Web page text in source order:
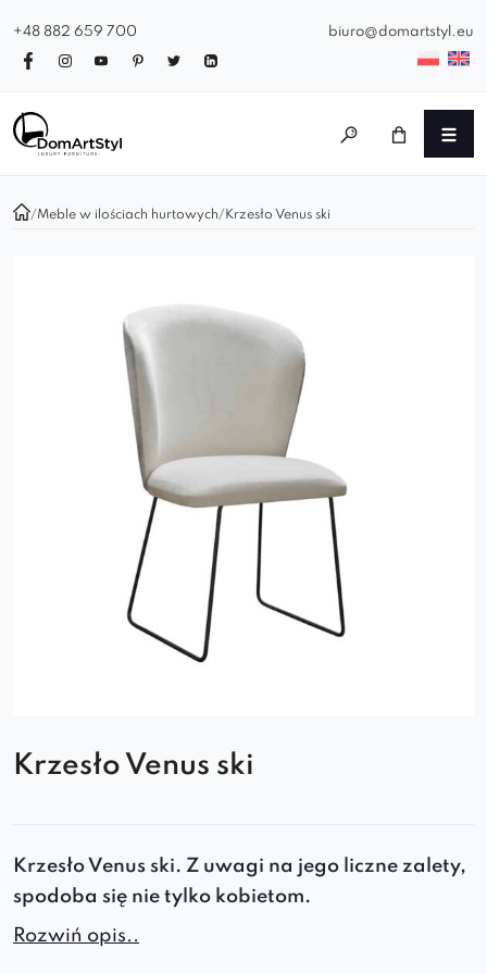
+48 882 659 700 biuro@domartstyl.eu
/Meble w ilościach hurtowych/ Krzesło Venus ski
Krzesło Venus ski
Krzesło Venus ski. Z uwagi na jego liczne zalety,
spodoba się nie tylko kobietom.
Elegancka forma tego modelu sprawia że
Rozwiń opis..